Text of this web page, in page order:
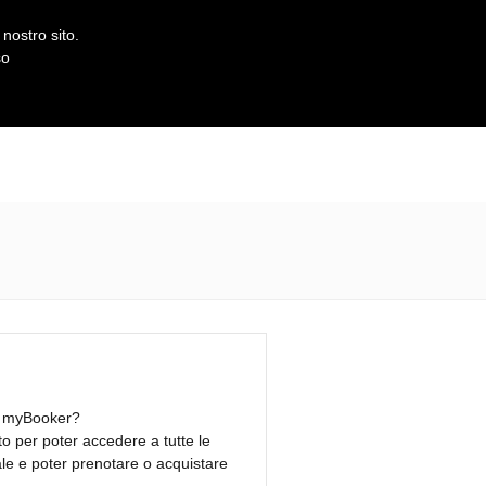
per poter accedere a tutte le
e poter prenotare o acquistare
sito.